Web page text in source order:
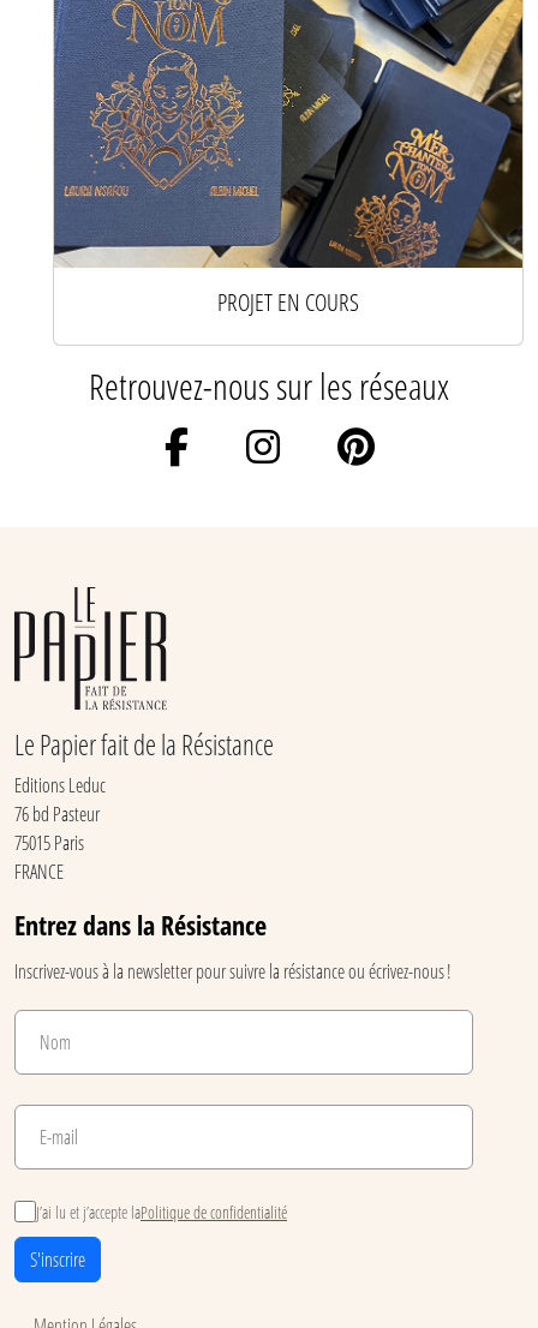
PROJET EN COURS
Retrouvez-nous sur les réseaux
Le Papier fait de la Résistance
Editions Leduc
76 bd Pasteur
75015 Paris
FRANCE
Entrez dans la Résistance
Inscrivez-vous à la newsletter pour suivre la résistance ou écrivez-nous !
J’ai lu et j’accepte laPolitique de confidentialité
S'inscrire